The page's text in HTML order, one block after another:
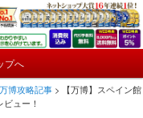
ー！】
い記事をお届けします。
プへ
万博攻略記事 >
【万博】スペイン館
ュー！